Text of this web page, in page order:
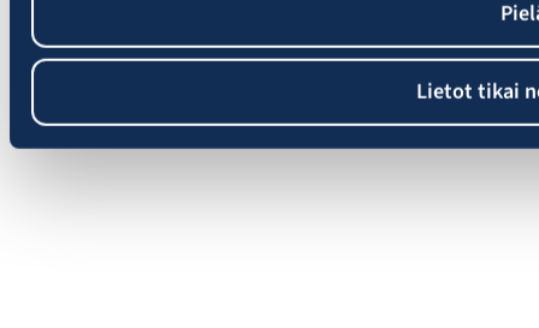
Lietot tikai